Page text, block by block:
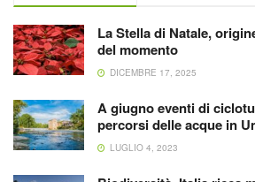
La Stella di Natale,
del momento
DICEMBRE 17, 2025
A giugno eventi di
percorsi delle acque in
LUGLIO 4, 2023